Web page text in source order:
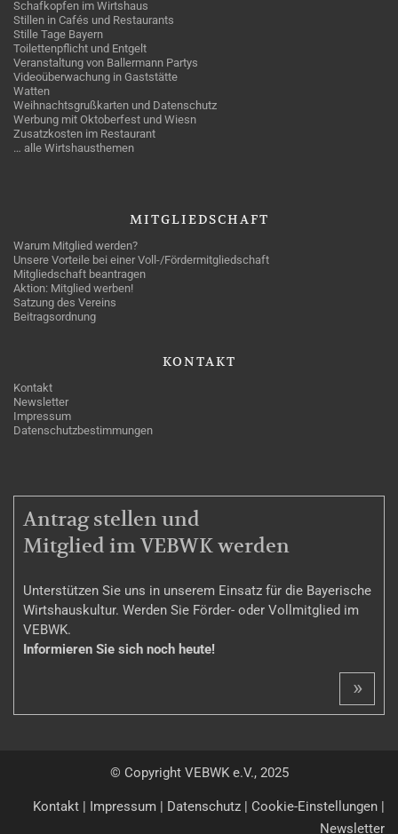
Schafkopfen im Wirtshaus
Stillen in Cafés und Restaurants
Stille Tage Bayern
Toilettenpflicht und Entgelt
Veranstaltung von Ballermann Partys
Videoüberwachung in Gaststätte
Watten
Weihnachtsgrußkarten und Datenschutz
Werbung mit Oktoberfest und Wiesn
Zusatzkosten im Restaurant
… alle Wirtshausthemen
MITGLIEDSCHAFT
Warum Mitglied werden?
Unsere Vorteile bei einer Voll-/Fördermitgliedschaft
Mitgliedschaft beantragen
Aktion: Mitglied werben!
Satzung des Vereins
Beitragsordnung
KONTAKT
Kontakt
Newsletter
Impressum
Datenschutzbestimmungen
MITGLIEDSCHAFT
Antrag stellen und
Mitglied im VEBWK werden
Unterstützen Sie uns in unserem Einsatz für die Bayerische
Wirtshauskultur. Werden Sie Förder- oder Vollmitglied im
VEBWK.
Informieren Sie sich noch heute!
»
© Copyright VEBWK e.V., 2025
Kontakt | Impressum | Datenschutz | Cookie-Einstellungen |
Newsletter